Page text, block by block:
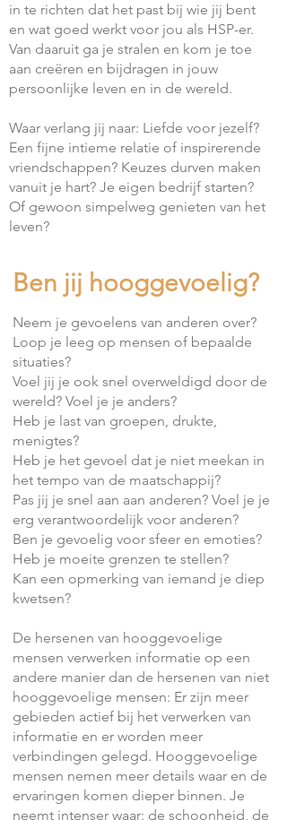
in te richten dat het past bij wie jij bent
en wat goed werkt voor jou als HSP-er.
Van daaruit ga je stralen en kom je toe
aan creëren en bijdragen in jouw
persoonlijke leven en in de wereld.
Waar verlang jij naar: Liefde voor jezelf?
Een fijne intieme relatie of inspirerende
vriendschappen? Keuzes durven maken
vanuit je hart? Je eigen bedrijf starten?
Of gewoon simpelweg genieten van het
leven?
Ben jij hooggevoelig?
Neem je gevoelens van anderen over?
Loop je leeg op mensen of bepaalde
situaties?
Voel jij je ook snel overweldigd door de
wereld? Voel je je anders?
Heb je last van groepen, drukte,
menigtes?
Heb je het gevoel dat je niet meekan in
het tempo van de maatschappij?
Pas jij je snel aan aan anderen? Voel je je
erg verantwoordelijk voor anderen?
Ben je gevoelig voor sfeer en emoties?
Heb je moeite grenzen te stellen?
Kan een opmerking van iemand je diep
kwetsen?
De hersenen van hooggevoelige
mensen verwerken informatie op een
andere manier dan de hersenen van niet
hooggevoelige mensen: Er zijn meer
gebieden actief bij het verwerken van
informatie en er worden meer
verbindingen gelegd. Hooggevoelige
mensen nemen meer details waar en de
ervaringen komen dieper binnen. Je
neemt intenser waar: de schoonheid, de